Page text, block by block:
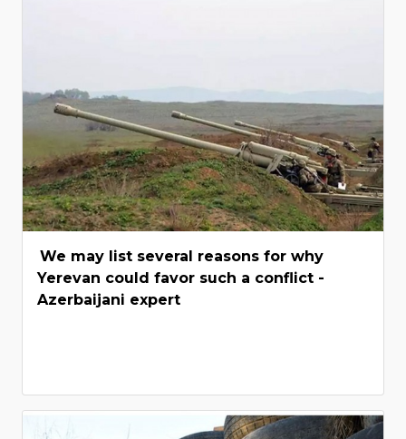
We may list several reasons for why
Yerevan could favor such a conflict -
Azerbaijani expert